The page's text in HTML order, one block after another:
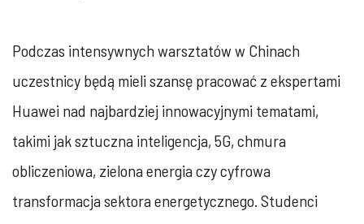
Podczas intensywnych warsztatów w Chinach
uczestnicy będą mieli szansę pracować z ekspertami
Huawei nad najbardziej innowacyjnymi tematami,
takimi jak sztuczna inteligencja, 5G, chmura
obliczeniowa, zielona energia czy cyfrowa
transformacja sektora energetycznego. Studenci